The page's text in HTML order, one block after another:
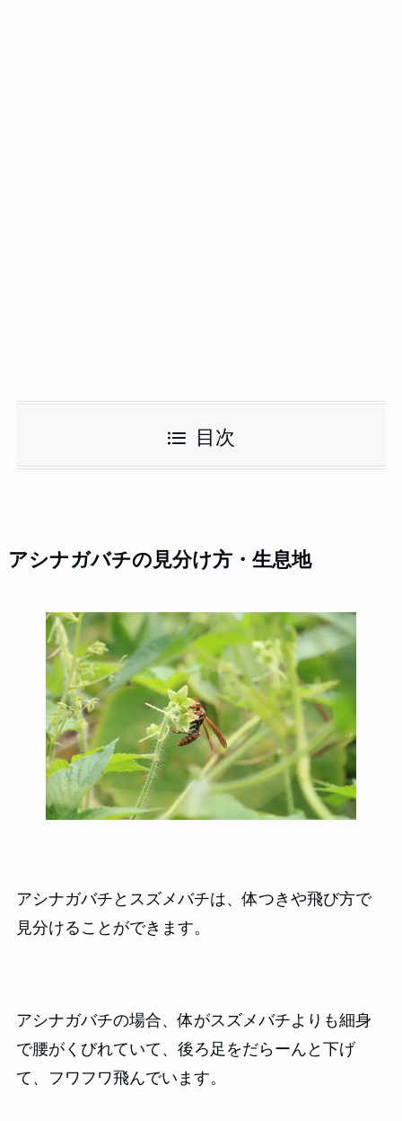
目次
アシナガバチの見分け方・生息地
アシナガバチとスズメバチは、体つきや飛び方で
見分けることができます。
アシナガバチの場合、体がスズメバチよりも細身
で腰がくびれていて、後ろ足をだらーんと下げ
て、フワフワ飛んでいます。